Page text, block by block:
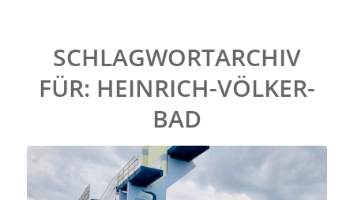
SCHLAGWORTARCHIV
FÜR: HEINRICH-VÖLKER-
BAD